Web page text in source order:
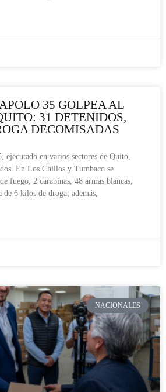
35 GOLPEA AL
31 DETENIDOS,
DECOMISADAS
en varios sectores de Quito,
En Los Chillos y Tumbaco se
fuego, 2 carabinas, 48 armas blancas,
6 kilos de droga; además,
NACIONALES